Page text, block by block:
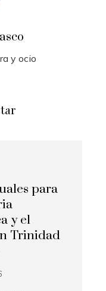
y ocio
para
y el
Trinidad